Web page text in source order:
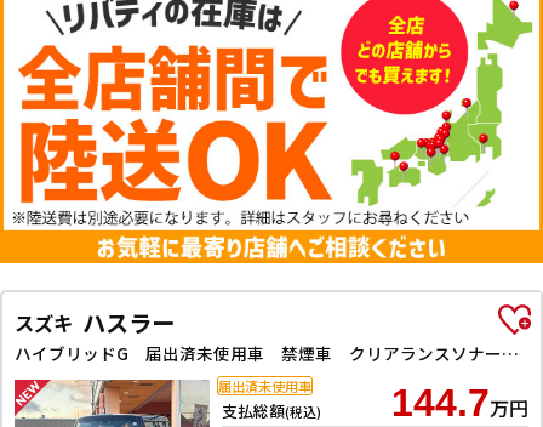
スズキ ハスラー
ハイブリッドG 届出済未使用車 禁煙車 クリアランスソナー オートクルーズコントロール レーンアシスト 衝突被害軽減システム オートライト スマートキー アイドリングストップ 電動格納ミラー シートヒーター
支払総額(税込) 144.7万円
届出済未使用車